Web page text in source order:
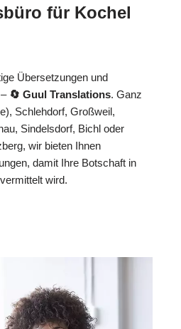
für Kochel
Übersetzungen und
🔄 Guul Translations. Ganz
Schlehdorf, Großweil,
Sindelsdorf, Bichl oder
wir bieten Ihnen
damit Ihre Botschaft in
wird.